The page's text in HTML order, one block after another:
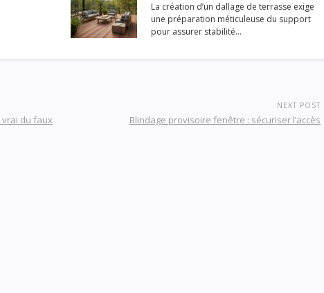
La création d’un dallage de terrasse exige
une préparation méticuleuse du support
pour assurer stabilité…
vrai du faux
NEXT POST
Blindage provisoire fenêtre : sécuriser l’accès